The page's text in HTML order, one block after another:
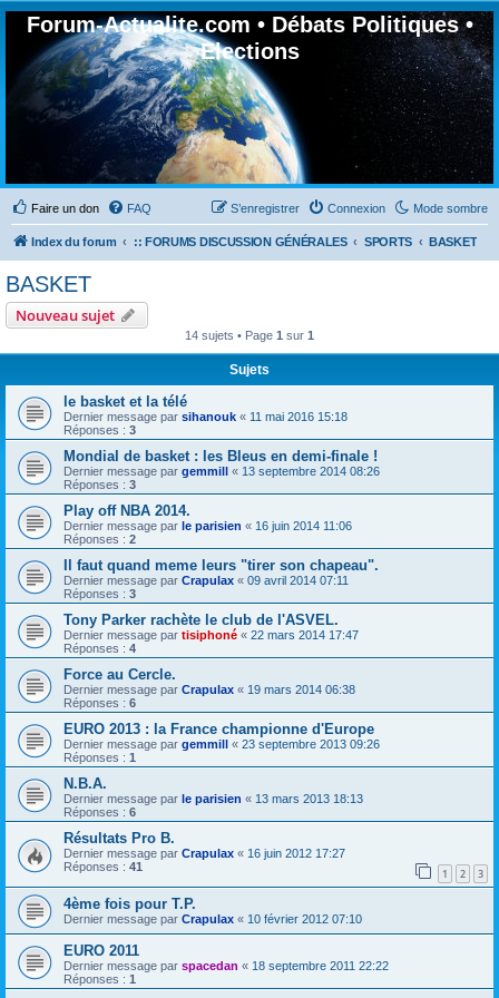
Forum-Actualite.com • Débats Politiques •
Elections
Faire un don Mode sombre
FAQ Connexion
S’enregistrer
Index du forum :: FORUMS DISCUSSION GÉNÉRALES SPORTS BASKET
BASKET
Nouveau sujet
14 sujets • Page 1 sur 1
Sujets
le basket et la télé
Dernier message par sihanouk « 11 mai 2016 15:18
Réponses : 3
Mondial de basket : les Bleus en demi-finale !
Dernier message par gemmill « 13 septembre 2014 08:26
Réponses : 3
Play off NBA 2014.
Dernier message par le parisien « 16 juin 2014 11:06
Réponses : 2
Il faut quand meme leurs "tirer son chapeau".
Dernier message par Crapulax « 09 avril 2014 07:11
Réponses : 3
Tony Parker rachète le club de l'ASVEL.
Dernier message par tisiphoné « 22 mars 2014 17:47
Réponses : 4
Force au Cercle.
Dernier message par Crapulax « 19 mars 2014 06:38
Réponses : 6
EURO 2013 : la France championne d'Europe
Dernier message par gemmill « 23 septembre 2013 09:26
Réponses : 1
N.B.A.
Dernier message par le parisien « 13 mars 2013 18:13
Réponses : 6
Résultats Pro B.
Dernier message par Crapulax « 16 juin 2012 17:27
Réponses : 41 1 2 3
4ème fois pour T.P.
Dernier message par Crapulax « 10 février 2012 07:10
EURO 2011
Dernier message par spacedan « 18 septembre 2011 22:22
Réponses : 1